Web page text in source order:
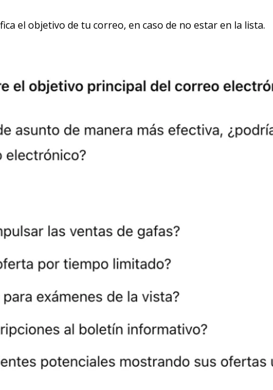
el objetivo de tu correo, en caso de no estar en la lista.